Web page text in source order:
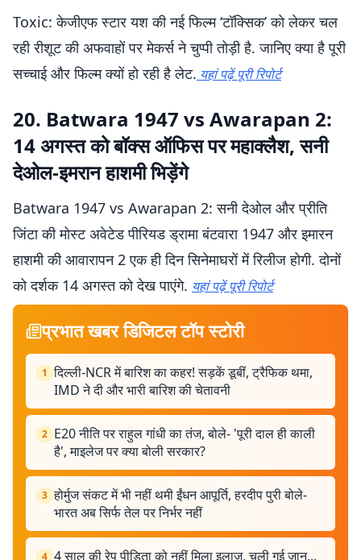
Toxic: केजीएफ स्टार यश की नई फिल्म ‘टॉक्सिक’ को लेकर चल
रही रीशूट की अफवाहों पर मेकर्स ने चुप्पी तोड़ी है. जानिए क्या है पूरी
सच्चाई और फिल्म क्यों हो रही है लेट. यहां पढ़ें पूरी रिपोर्ट
20. Batwara 1947 vs Awarapan 2:
14 अगस्त को बॉक्स ऑफिस पर महाक्लैश, सनी
देओल-इमरान हाशमी भिड़ेंगे
Batwara 1947 vs Awarapan 2: सनी देओल और प्रीति
जिंटा की मोस्ट अवेटेड पीरियड ड्रामा बंटवारा 1947 और इमारन
हाशमी की आवारापन 2 एक ही दिन सिनेमाघरों में रिलीज होगी. दोनों
को दर्शक 14 अगस्त को देख पाएंगे. यहां पढ़ें पूरी रिपोर्ट
प्रभात खबर डिजिटल टॉप स्टोरी
1 दिल्ली-NCR में बारिश का कहर! सड़कें डूबीं, ट्रैफिक थमा,
IMD ने दी और भारी बारिश की चेतावनी
2 E20 नीति पर राहुल गांधी का तंज, बोले- 'पूरी दाल ही काली
है', माइलेज पर क्या बोली सरकार?
3 होर्मुज संकट में भी नहीं थमी ईंधन आपूर्ति, हरदीप पुरी बोले-
भारत अब सिर्फ तेल पर निर्भर नहीं
4 4 साल की रेप पीड़िता को नहीं मिला इलाज, चली गई जान...